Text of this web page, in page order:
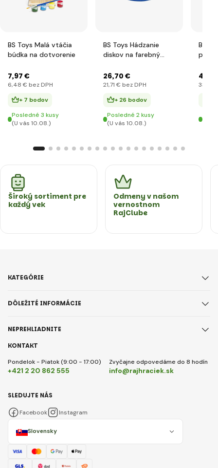
BS Toys Malá vtáčia
búdka na dotvorenie
7,97 €
6,48 € bez DPH
+ 7 bodov
Posledné 3 kusy
(U vás 10.08.)
BS Toys Hádzanie
diskov na farebný
26,70 €
21,71 € bez DPH
+ 26 bodov
Posledné 2 kusy
(U vás 10.08.)
BS
40
33
(U
Široký sortiment pre
každý vek
Odmeny v našom
vernostnom
RajClube
KONTAKT
Pondelok - Piatok (9:00 - 17:00)
+421 2 20 862 555
Zvyčajne odpovedáme do 8 hodín
info@rajhraciek.sk
KATEGÓRIE
DÔLEŽITÉ INFORMÁCIE
NEPREHLIADNITE
Slovensky
SLEDUJTE NÁS
Facebook Instagram